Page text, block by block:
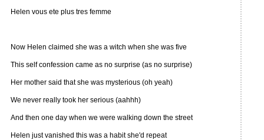
Helen vous ete plus tres femme
Now Helen claimed she was a witch when she was five
This self confession came as no surprise (as no surprise)
Her mother said that she was mysterious (oh yeah)
We never really took her serious (aahhh)
And then one day when we were walking down the street
Helen just vanished this was a habit she'd repeat